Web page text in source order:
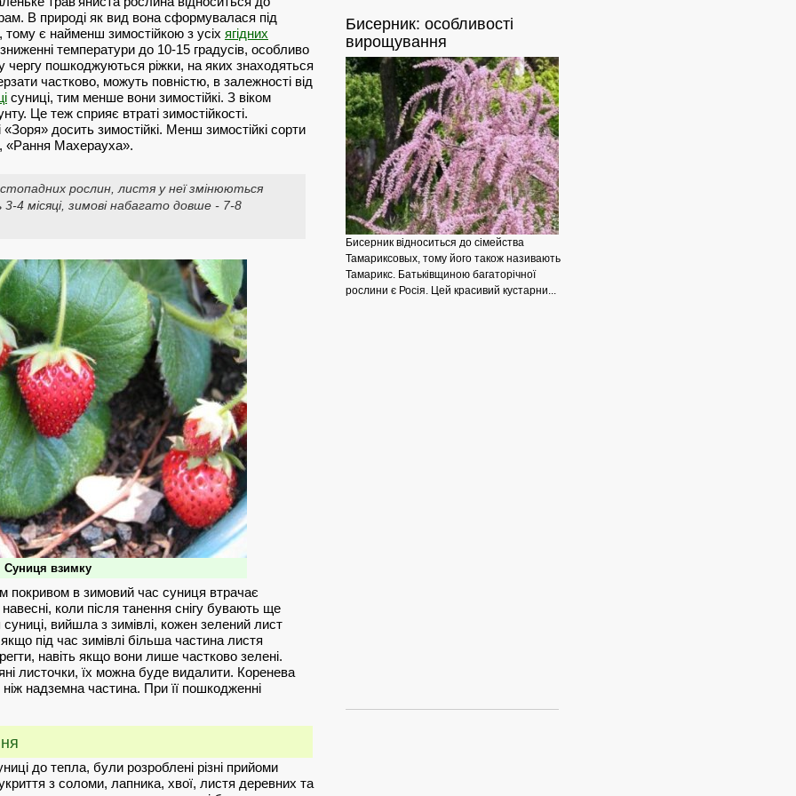
В природі як вид вона сформувалася під
тому є найменш зимостійкою з усіх ягідних
температури до 10-15 градусів, особливо
чергу пошкоджуються ріжки, на яких знаходяться
частково, можуть повністю, в залежності від
суниці, тим менше вони зимостійкі. З віком
Це теж сприяє втраті зимостійкості.
досить зимостійкі. Менш зимостійкі сорти
«Рання Махерауха».
рослин, листя у неї змінюються
4 місяці, зимові набагато довше - 7-8
Суниця взимку
покривом в зимовий час суниця втрачає
коли після танення снігу бувають ще
вийшла з зимівлі, кожен зелений лист
під час зимівлі більша частина листя
навіть якщо вони лише частково зелені.
листочки, їх можна буде видалити. Коренева
надземна частина. При її пошкодженні
до тепла, були розроблені різні прийоми
з соломи, лапника, хвої, листя деревних та
Бисерник: особливості
вирощування
Бисерник відноситься до сімейства
Тамариксовых, тому його також називають
Тамарикс. Батьківщиною багаторічної
рослини є Росія. Цей красивий кустарни...